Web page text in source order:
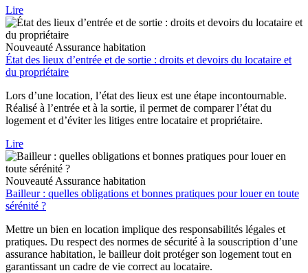
Lire
Nouveauté Assurance habitation
État des lieux d’entrée et de sortie : droits et devoirs du locataire et
du propriétaire
Lors d’une location, l’état des lieux est une étape incontournable.
Réalisé à l’entrée et à la sortie, il permet de comparer l’état du
logement et d’éviter les litiges entre locataire et propriétaire.
Lire
Nouveauté Assurance habitation
Bailleur : quelles obligations et bonnes pratiques pour louer en toute
sérénité ?
Mettre un bien en location implique des responsabilités légales et
pratiques. Du respect des normes de sécurité à la souscription d’une
assurance habitation, le bailleur doit protéger son logement tout en
garantissant un cadre de vie correct au locataire.